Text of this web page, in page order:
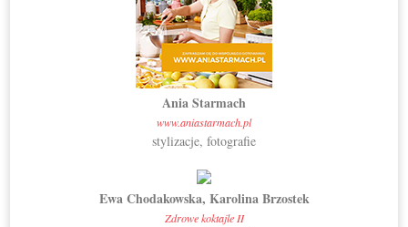
Ania Starmach
www.aniastarmach.pl
stylizacje, fotografie
Ewa Chodakowska, Karolina Brzostek
Zdrowe koktajle II